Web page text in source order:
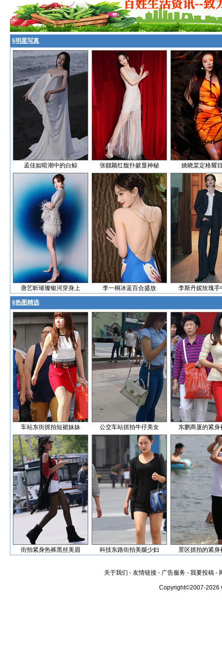
§明星写真
孟佳如暗潮中的白鲸 张靓颖红馥扑簌显神秘 姚晓棠定格耀
唐艺昕璀璨银河穿身上 李一桐冰蓝百合盛放 李斯丹妮玫瑰手
§热图精选
车站东街抓拍短裙妹妹 公交车站抓拍牛仔美女 东鹏商厦的紧身
街拍紧身热裤黑丝美眉 科技东路街拍美腿少妇 景区抓拍的紧身
关于我们 - 友情链接 - 广告服务 - 我要投稿 -
Copyright©2007-2026